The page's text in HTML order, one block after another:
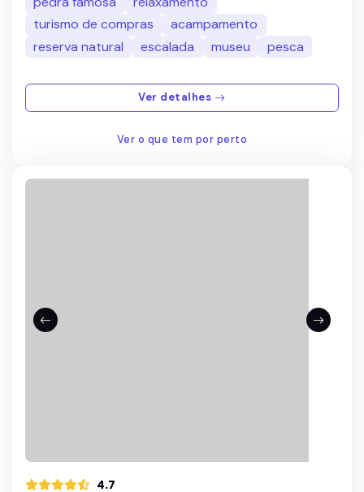
turismo de compras
acampamento
reserva natural
escalada museu pesca
Ver detalhes
Ver o que tem por perto
4.7